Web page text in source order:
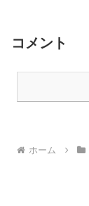
コメント
ホーム